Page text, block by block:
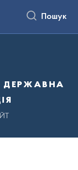
Пошук
державна